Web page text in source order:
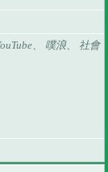
、 噗浪、 社會